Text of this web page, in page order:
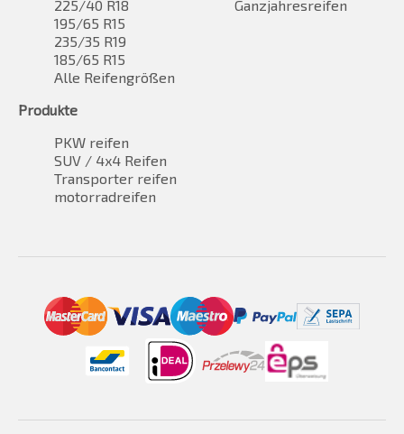
225/40 R18
195/65 R15
235/35 R19
185/65 R15
Alle Reifengrößen
Ganzjahresreifen
Produkte
PKW reifen
SUV / 4x4 Reifen
Transporter reifen
motorradreifen